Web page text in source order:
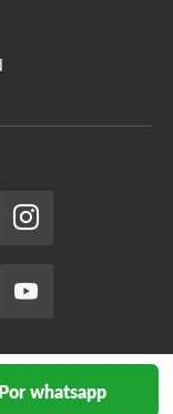
Por whatsapp
txt